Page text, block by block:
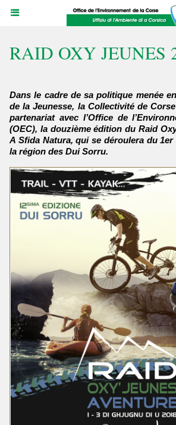
RAID OXY JEUNES
Dans le cadre de sa politique menée en faveur du Sport et
de la Jeunesse, la Collectivité de
partenariat avec l’Office de
(OEC), la douzième édition du Raid
A Sfida Natura, qui se déroulera du 1er
la région des Dui Sorru.